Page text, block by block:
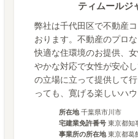
ティムールジ
弊社は千代田区で不動産
おります。不動産のプロ
快適な住環境のお提供、
やかな対応で女性が安心
の立場に立って提供して
っても、寛げる楽しいハ
所在地 千葉県市川市
宅建業免許番号 東京都知
事業所の所在地 東京都葛